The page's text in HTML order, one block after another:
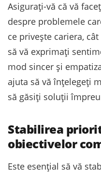
Asigurați-vă că vă
despre problemele
ce privește cariera,
să vă exprimați
mod sincer și
ajuta să vă înțelegeți
să găsiți soluții
Stabilirea
obiectivelor
Este esențial să vă